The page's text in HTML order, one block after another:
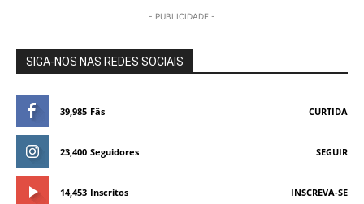
- PUBLICIDADE -
SIGA-NOS NAS REDES SOCIAIS
39,985 Fãs CURTIDA
23,400 Seguidores SEGUIR
14,453 Inscritos INSCREVA-SE